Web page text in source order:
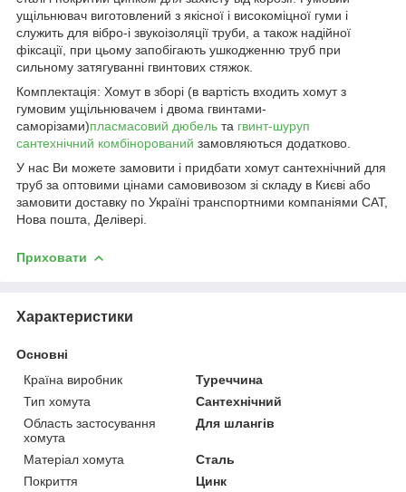
ущільнювач виготовлений з якісної і високоміцної гуми і
служить для вібро-і звукоізоляції труби, а також надійної
фіксації, при цьому запобігають ушкодженню труб при
сильному затягуванні гвинтових стяжок.
Комплектація: Хомут в зборі (в вартість входить хомут з
гумовим ущільнювачем і двома гвинтами-
саморізами)пласмасовий дюбель та гвинт-шуруп
сантехнічний комбінорований замовляються додатково.
У нас Ви можете замовити і придбати хомут сантехнічний для
труб за оптовими цінами самовивозом зі складу в Києві або
замовити доставку по Україні транспортними компаніями САТ,
Нова пошта, Делівері.
Приховати
Характеристики
Основні
Країна виробник
Туреччина
Тип хомута
Сантехнічний
Область застосування
хомута
Для шлангів
Матеріал хомута
Сталь
Покриття
Цинк